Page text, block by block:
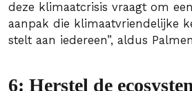
deze klimaatcrisis vraagt om
aanpak die klimaatvriendelijke
stelt aan iedereen”, aldus
6: Herstel de